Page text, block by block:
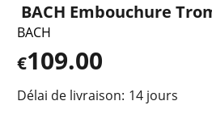
BACH Embouchure
BACH
€109.00
Délai de livraison: 14 jours